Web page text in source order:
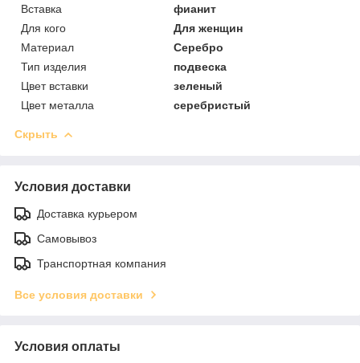
Вставка
фианит
Для кого
Для женщин
Материал
Серебро
Тип изделия
подвеска
Цвет вставки
зеленый
Цвет металла
серебристый
Скрыть
Условия доставки
Доставка курьером
Самовывоз
Транспортная компания
Все условия доставки
Условия оплаты